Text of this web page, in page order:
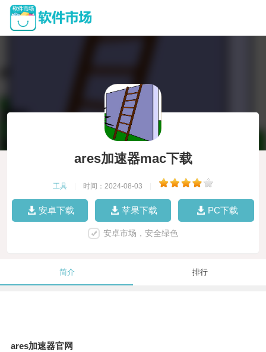
ares加速器mac下载
工具 时间：2024-08-03
安卓下载 苹果下载 PC下载
安卓市场，安全绿色
简介 排行
ares加速器官网